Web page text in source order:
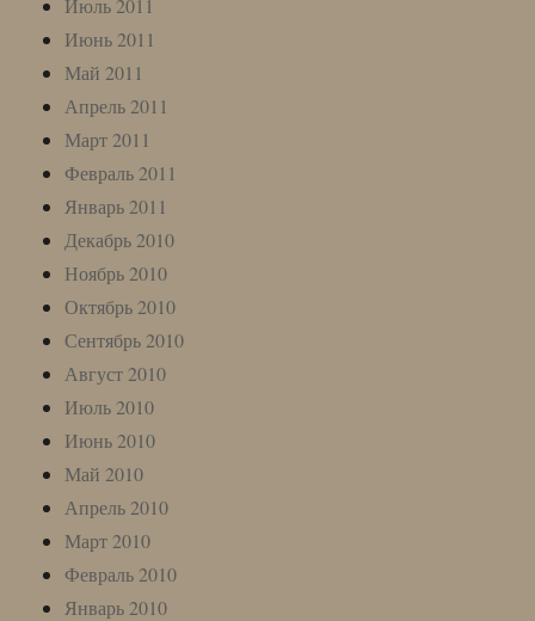
Июль 2011
Июнь 2011
Май 2011
Апрель 2011
Март 2011
Февраль 2011
Январь 2011
Декабрь 2010
Ноябрь 2010
Октябрь 2010
Сентябрь 2010
Август 2010
Июль 2010
Июнь 2010
Май 2010
Апрель 2010
Март 2010
Февраль 2010
Январь 2010